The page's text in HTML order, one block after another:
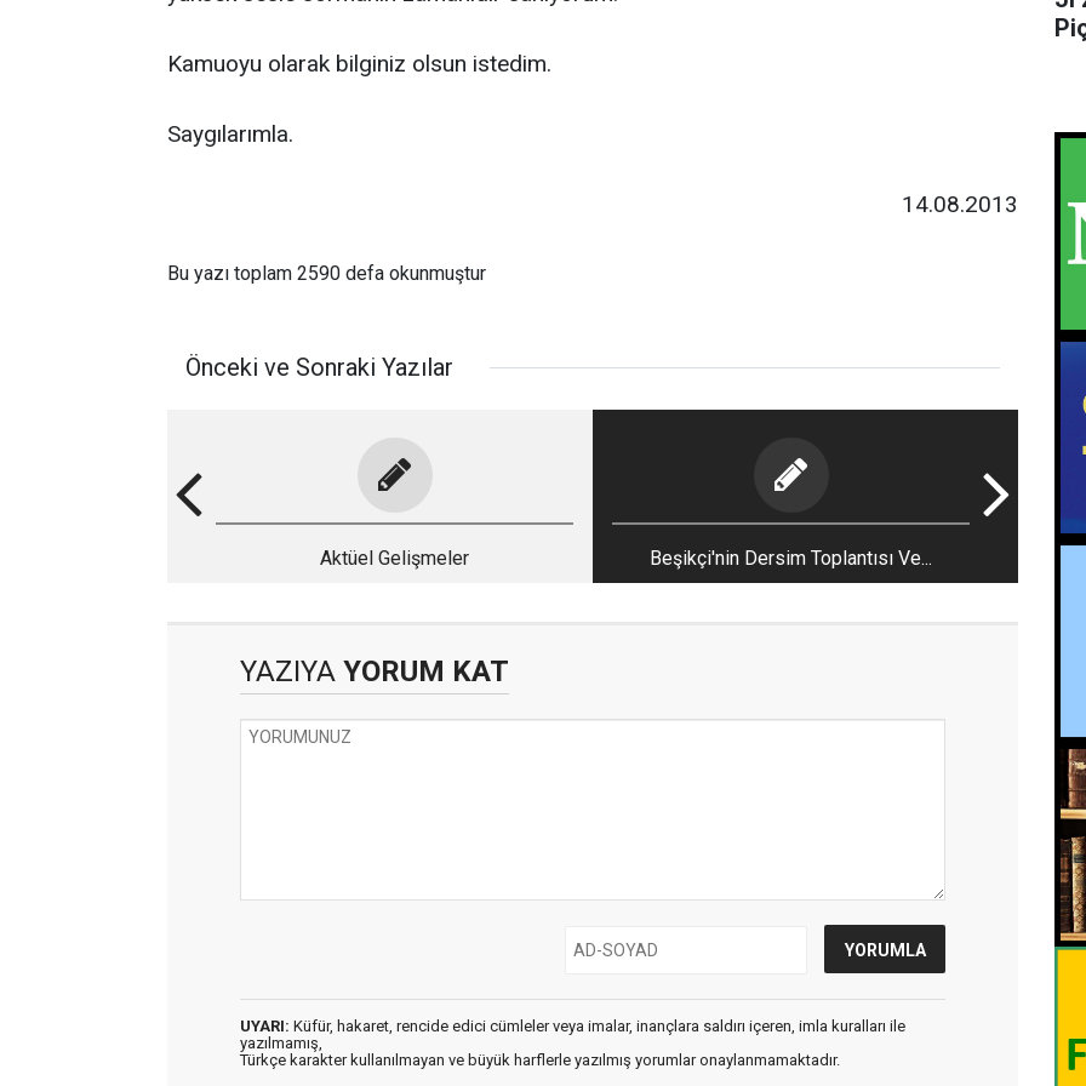
Kamuoyu olarak bilginiz olsun istedim.
Saygılarımla.
14.08.2013
Bu yazı toplam 2590 defa okunmuştur
Önceki ve Sonraki Yazılar
Aktüel Gelişmeler Beşikçi'nin Dersim Toplantısı Ve...
YAZIYA YORUM KAT
UYARI: Küfür, hakaret, rencide edici cümleler veya imalar, inançlara saldırı içeren, imla kuralları ile
yazılmamış,
Türkçe karakter kullanılmayan ve büyük harflerle yazılmış yorumlar onaylanmamaktadır.